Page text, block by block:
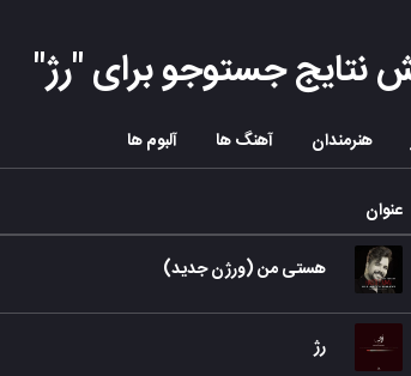
نتایج جستوجو برای "رژ"
هنرمندان آهنگ ها آلبوم ها
عنوان
هستی من (ورژن جدید)
رژ